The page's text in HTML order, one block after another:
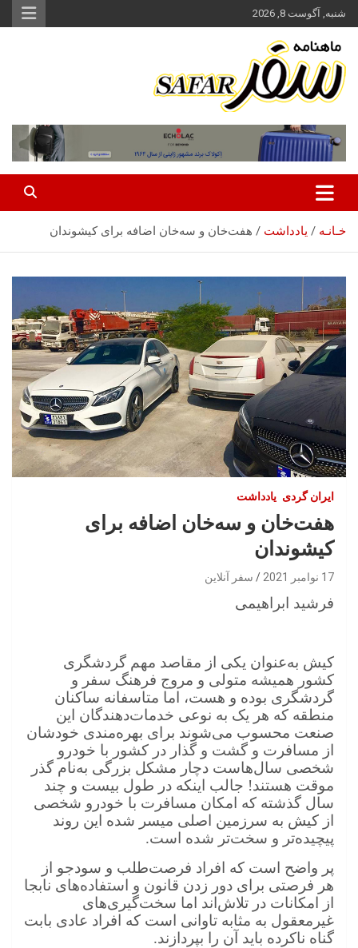
محتوا
بروید
شنبه, آگوست 8, 2026
سفر آنلاین
خـانـه یادداشت هفت‌خان و سه‌خان اضافه برای کیشوندان
ایران گردی یادداشت
هفت‌خان و سه‌خان اضافه برای
کیشوندان
17 نوامبر 2021 سفر آنلاین
فرشید ابراهیمی
کیش به‌عنوان یکی از مقاصد مهم گردشگری
کشور همیشه متولی و مروج فرهنگ سفر و
گردشگری بوده و هست، اما متاسفانه ساکنان
منطقه که هر یک به نوعی خدمات‌دهندگان این
صنعت محسوب می‌شوند برای بهره‌مندی خودشان
از مسافرت و گشت و گذار در کشور با خودرو
شخصی سال‌هاست دچار مشکل بزرگی به‌نام گذر
موقت هستند! جالب اینکه در طول بیست و چند
سال گذشته که امکان مسافرت با خودرو شخصی
از کیش به سرزمین اصلی میسر شده این روند
پیچیده‌تر و سخت‌تر شده است.
پر واضح است که افراد فرصت‌طلب و سودجو از
هر فرصتی برای دور زدن قانون و استفاده‌های نابجا
از امکانات در تلاش‌اند اما سخت‌گیری‌های
غیرمعقول به مثابه تاوانی است که افراد عادی بابت
گناه ناکرده باید آن را بپردازند.